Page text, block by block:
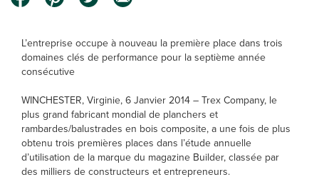
L’entreprise occupe à nouveau la première place dans trois
domaines clés de performance pour la septième année
consécutive
WINCHESTER, Virginie, 6 Janvier 2014 – Trex Company, le
plus grand fabricant mondial de planchers et
rambardes/balustrades en bois composite, a une fois de plus
obtenu trois premières places dans l’étude annuelle
d’utilisation de la marque du magazine Builder, classée par
des milliers de constructeurs et entrepreneurs.